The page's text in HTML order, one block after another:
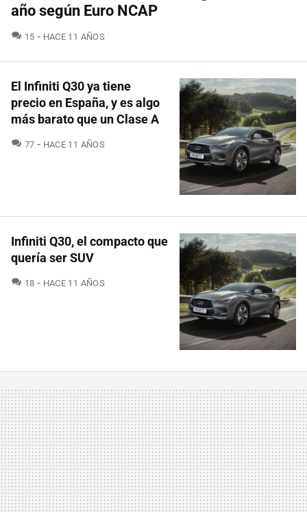
año según Euro NCAP
15 COMENTARIOS
HACE 11 AÑOS
El Infiniti Q30 ya tiene
precio en España, y es algo
más barato que un Clase A
77 COMENTARIOS
HACE 11 AÑOS
Infiniti Q30, el compacto que
quería ser SUV
18 COMENTARIOS
HACE 11 AÑOS